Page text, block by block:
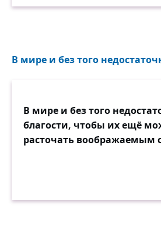
В мире и без того
В мире и без того
благости, чтобы их ещё
расточать воображаемым